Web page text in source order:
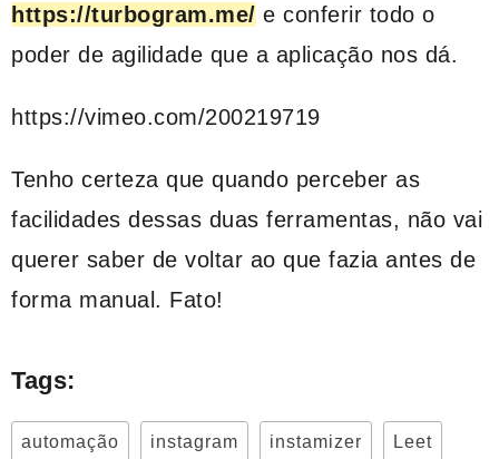
https://turbogram.me/ e conferir todo o
poder de agilidade que a aplicação nos dá.
https://vimeo.com/200219719
Tenho certeza que quando perceber as
facilidades dessas duas ferramentas, não vai
querer saber de voltar ao que fazia antes de
forma manual. Fato!
Tags:
automação instagram instamizer Leet